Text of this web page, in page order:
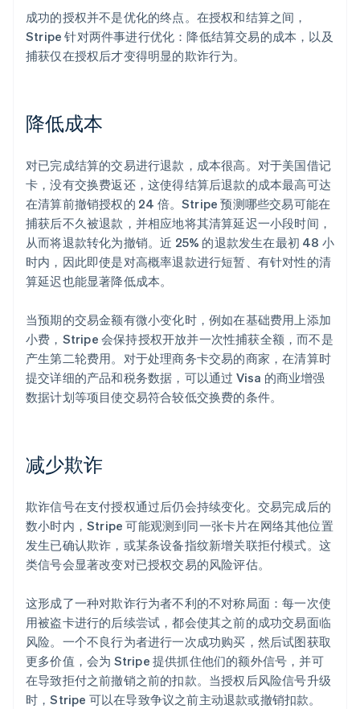
成功的授权并不是优化的终点。在授权和结算之间，
Stripe 针对两件事进行优化：降低结算交易的成本，以及
捕获仅在授权后才变得明显的欺诈行为。
降低成本
对已完成结算的交易进行退款，成本很高。对于美国借记
卡，没有交换费返还，这使得结算后退款的成本最高可达
在清算前撤销授权的 24 倍。Stripe 预测哪些交易可能在
捕获后不久被退款，并相应地将其清算延迟一小段时间，
从而将退款转化为撤销。近 25% 的退款发生在最初 48 小
时内，因此即使是对高概率退款进行短暂、有针对性的清
算延迟也能显著降低成本。
当预期的交易金额有微小变化时，例如在基础费用上添加
小费，Stripe 会保持授权开放并一次性捕获全额，而不是
产生第二轮费用。对于处理商务卡交易的商家，在清算时
提交详细的产品和税务数据，可以通过 Visa 的商业增强
数据计划等项目使交易符合较低交换费的条件。
减少欺诈
欺诈信号在支付授权通过后仍会持续变化。交易完成后的
数小时内，Stripe 可能观测到同一张卡片在网络其他位置
发生已确认欺诈，或某条设备指纹新增关联拒付模式。这
类信号会显著改变对已授权交易的风险评估。
这形成了一种对欺诈行为者不利的不对称局面：每一次使
用被盗卡进行的后续尝试，都会使其之前的成功交易面临
风险。一个不良行为者进行一次成功购买，然后试图获取
更多价值，会为 Stripe 提供抓住他们的额外信号，并可
在导致拒付之前撤销之前的扣款。当授权后风险信号升级
时，Stripe 可以在导致争议之前主动退款或撤销扣款。